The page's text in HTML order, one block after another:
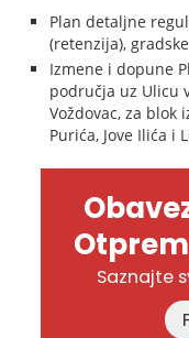
Plan detaljne
(retenzija),
Izmene i dopune
područja uz Ulicu
Voždovac, za blok
Purića, Jove Ilića i
Saznajte